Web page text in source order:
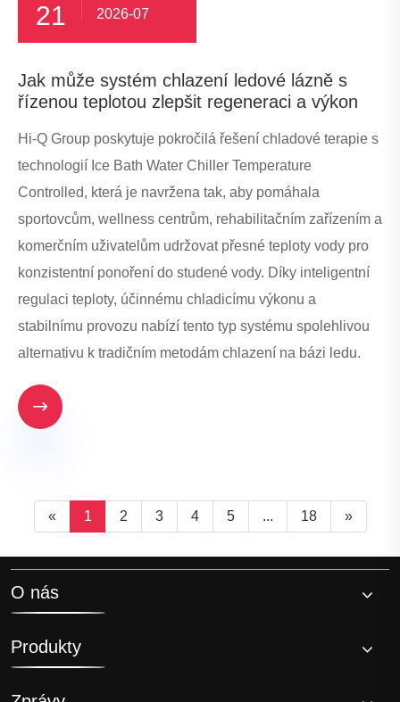
21 2026-07
Jak může systém chlazení ledové lázně s
řízenou teplotou zlepšit regeneraci a výkon
Hi-Q Group poskytuje pokročilá řešení chladové terapie s
technologií Ice Bath Water Chiller Temperature
Controlled, která je navržena tak, aby pomáhala
sportovcům, wellness centrům, rehabilitačním zařízením a
komerčním uživatelům udržovat přesné teploty vody pro
konzistentní ponoření do studené vody. Díky inteligentní
regulaci teploty, účinnému chladicímu výkonu a
stabilnímu provozu nabízí tento typ systému spolehlivou
alternativu k tradičním metodám chlazení na bázi ledu.

« 1 2 3 4 5 ... 18 »
O nás
Produkty